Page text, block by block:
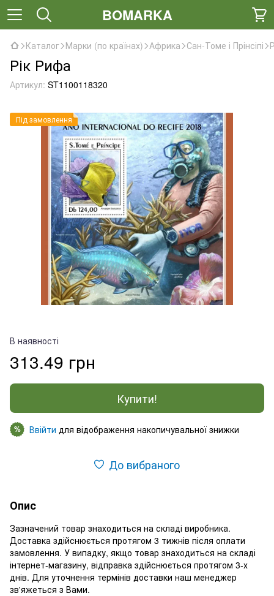
BOMARKA
Каталог Марки (по країнах) Африка Сан-Томе і Прінсіпі
Рік Рифа
Артикул: ST1100118320
Під замовлення
В наявності
313.49 грн
Купити!
% Ввійти для відображення накопичувальної знижки
До вибраного
Опис
Зазначений товар знаходиться на складі виробника.
Доставка здійснюється протягом 3 тижнів після оплати
замовлення. У випадку, якщо товар знаходиться на складі
інтернет-магазину, відправка здійснюється протягом 3-х
днів. Для уточнення термінів доставки наш менеджер
зв'яжеться з Вами.